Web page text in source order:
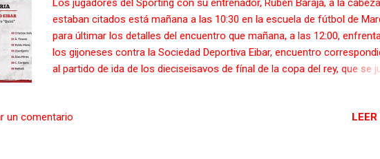
Los jugadores del Sporting con su entrenador, Rubén Baraja, a la cabeza
estaban citados está mañana a las 10:30 en la escuela de fútbol de
para últimar los detalles del encuentro que mañana, a las 12:00,
los gijoneses contra la Sociedad Deportiva Eibar, encuentro
al partido de ida de los dieciseisavos de fínal de la copa del rey, que se
dio a conocer la lista de convocados, a los que concentra esta noche
un comentario